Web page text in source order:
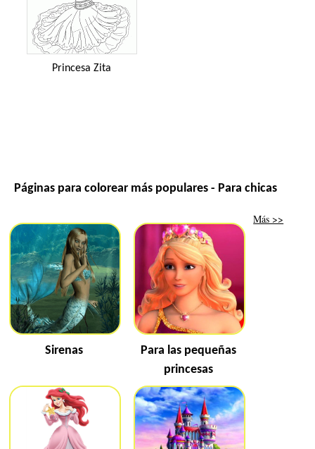
Princesa Zita
Páginas para colorear más populares - Para chicas
Sirenas
Para las pequeñas
princesas
Más >>